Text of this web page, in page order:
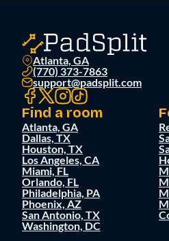
Atlanta, GA
(770) 373-7863
support@padsplit.com
Find a room
Atlanta, GA
Dallas, TX
Houston, TX
Los Angeles, CA
Miami, FL
Orlando, FL
Philadelphia, PA
Phoenix, AZ
San Antonio, TX
Washington, DC